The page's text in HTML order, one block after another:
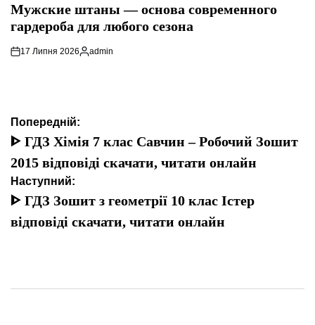
Мужские штаны — основа современного
гардероба для любого сезона
17 Липня 2026
Опубліковано
admin
Навігація
записів
Попередній:
ᐈ ГДЗ Хімія 7 клас Савчин – Робочий Зошит
2015 відповіді скачати, читати онлайн
Наступний:
ᐈ ГДЗ Зошит з геометрії 10 клас Істер
відповіді скачати, читати онлайн